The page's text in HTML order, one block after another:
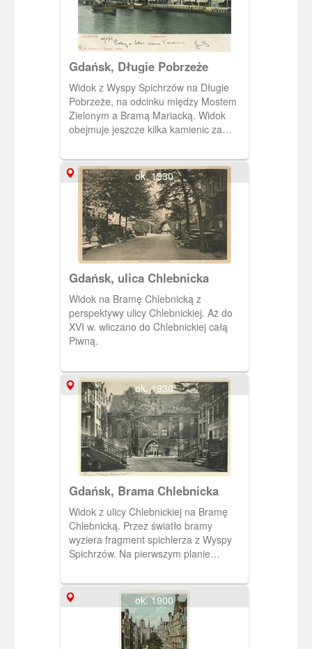
Gdańsk, Długie Pobrzeże
Widok z Wyspy Spichrzów na Długie
Pobrzeże, na odcinku między Mostem
Zielonym a Bramą Mariacką. Widok
obejmuje jeszcze kilka kamienic za
ok. 1930
Gdańsk, ulica Chlebnicka
Widok na Bramę Chlebnicką z
perspektywy ulicy Chlebnickiej. Aż do
XVI w. wliczano do Chlebnickiej całą
Piwną.
ok. 1930
Gdańsk, Brama Chlebnicka
Widok z ulicy Chlebnickiej na Bramę
Chlebnicką. Przez światło bramy
wyziera fragment spichlerza z Wyspy
Spichrzów. Na pierwszym planie
ok. 1900